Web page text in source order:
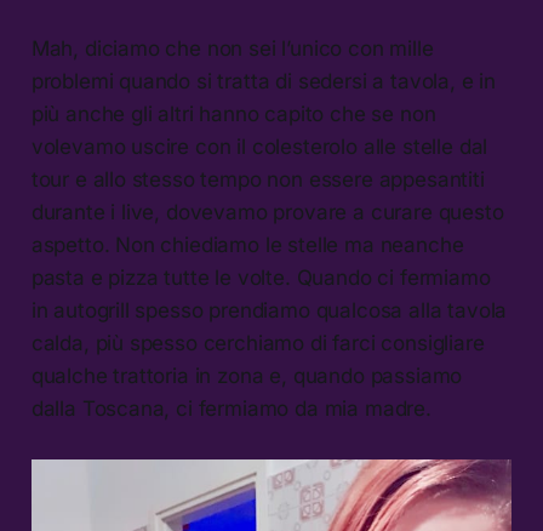
Mah, diciamo che non sei l’unico con mille
problemi quando si tratta di sedersi a tavola, e in
più anche gli altri hanno capito che se non
volevamo uscire con il colesterolo alle stelle dal
tour e allo stesso tempo non essere appesantiti
durante i live, dovevamo provare a curare questo
aspetto. Non chiediamo le stelle ma neanche
pasta e pizza tutte le volte. Quando ci fermiamo
in autogrill spesso prendiamo qualcosa alla tavola
calda, più spesso cerchiamo di farci consigliare
qualche trattoria in zona e, quando passiamo
dalla Toscana, ci fermiamo da mia madre.